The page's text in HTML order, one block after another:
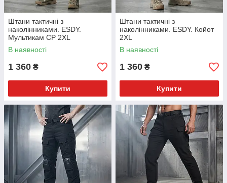
Штани тактичні з
наколінниками. ESDY.
Мультикам CP 2XL
В наявності
1 360 ₴
Купити
Штани тактичні з
наколінниками. ESDY. Койот
2XL
В наявності
1 360 ₴
Купити